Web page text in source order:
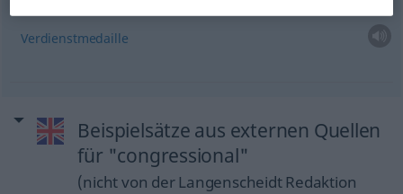
Verdienstmedaille
Beispielsätze aus externen Quellen
für "congressional"
(nicht von der Langenscheidt Redaktion